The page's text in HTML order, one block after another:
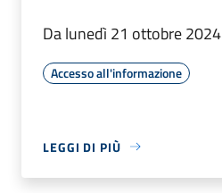
Da lunedì 21 ottobre 2024
Accesso all'informazione
LEGGI DI PIÙ